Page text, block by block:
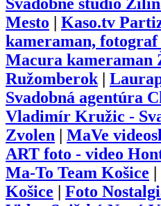
Mesto
Kaso.tv
kameraman,
Macura kameraman
Ružomberok
Svadobná agentúra
Vladimír Kružic -
Zvolen
MaVe
ART foto - video
Ma-To Team Košice
Košice
Foto